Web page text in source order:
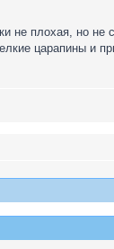
не плохая, но
царапины и